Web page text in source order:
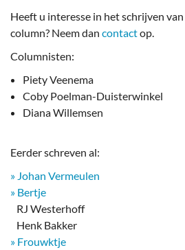
Heeft u interesse in het schrijven
column? Neem dan contactop.
Columnisten:
Piety Veenema
Coby Poelman-Duisterwinkel
Diana Willemsen
Eerder schreven al:
» Johan Vermeulen
» Bertje
RJ Westerhoff
Henk Bakker
» Frouwktje